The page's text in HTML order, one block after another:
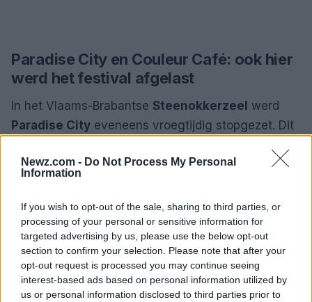
Newz.com - Do Not Process My Personal
Information
If you wish to opt-out of the sale, sharing to third parties, or
processing of your personal or sensitive information for
targeted advertising by us, please use the below opt-out
section to confirm your selection. Please note that after your
opt-out request is processed you may continue seeing
interest-based ads based on personal information utilized by
us or personal information disclosed to third parties prior to
Paradise City en Couleur Café: ook hier
werd het festival afgelast
In het Vlaams-Brabantse Steenokkerzeel werd
Paradise City eveneens vroegtijdig stopgezet. Dit
diverse programma, moest de poorten sluiten
Bezoekers werden gevraagd om het terrein te
verlaten en naar huis te gaan.
Ook inLakenwerd Couleur Café afgelast. Dit
festival, dat jaarlijks duizenden bezoekers trekt,
moest de poorten sluiten vanwege het naderende